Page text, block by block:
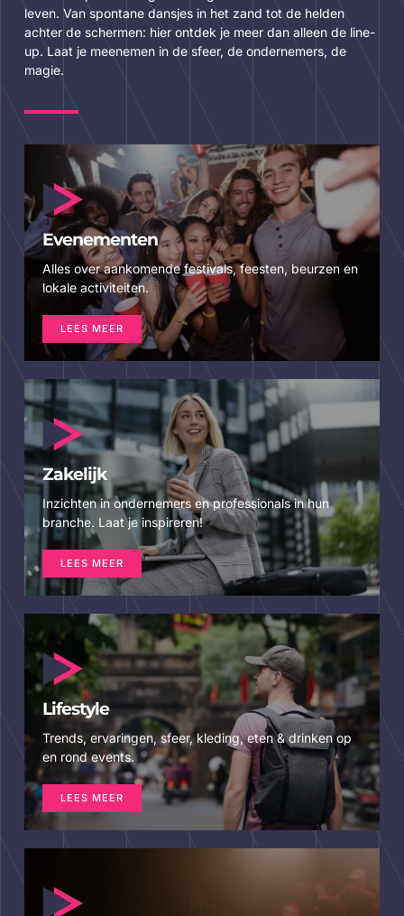
leven. Van spontane dansjes in het zand tot de helden
achter de schermen: hier ontdek je meer dan alleen de line-
up. Laat je meenemen in de sfeer, de ondernemers, de
magie.
Evenementen
Alles over aankomende festivals, feesten, beurzen en
lokale activiteiten.
LEES MEER
Zakelijk
Inzichten in ondernemers en professionals in hun
branche. Laat je inspireren!
LEES MEER
Lifestyle
Trends, ervaringen, sfeer, kleding, eten & drinken op
en rond events.
LEES MEER